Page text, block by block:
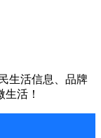
生活信息、品牌
活！